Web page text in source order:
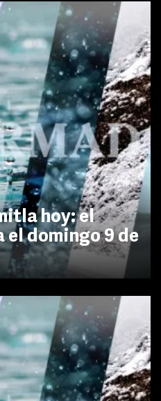
hoy: el
domingo 9 de